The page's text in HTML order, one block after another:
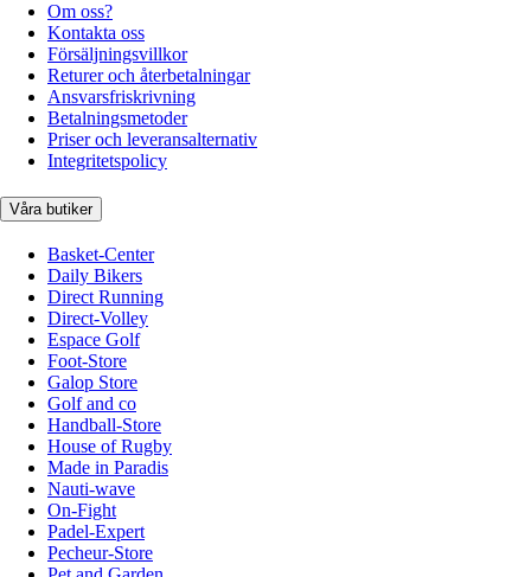
Om oss?
Kontakta oss
Försäljningsvillkor
Returer och återbetalningar
Ansvarsfriskrivning
Betalningsmetoder
Priser och leveransalternativ
Integritetspolicy
Våra butiker
Basket-Center
Daily Bikers
Direct Running
Direct-Volley
Espace Golf
Foot-Store
Galop Store
Golf and co
Handball-Store
House of Rugby
Made in Paradis
Nauti-wave
On-Fight
Padel-Expert
Pecheur-Store